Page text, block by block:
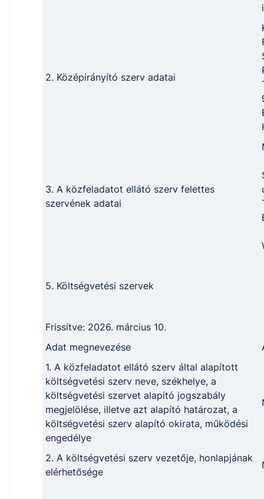
2. Középirányító szerv adatai
3. A közfeladatot ellátó szerv felettes
szervének adatai
5. Költségvetési szervek
Frissítve: 2026. március 10.
Adat megnevezése
1. A közfeladatot ellátó szerv által alapított
költségvetési szerv neve, székhelye, a
költségvetési szervet alapító jogszabály
megjelölése, illetve azt alapító határozat, a
költségvetési szerv alapító okirata, működési
engedélye
2. A költségvetési szerv vezetője, honlapjának
elérhetősége